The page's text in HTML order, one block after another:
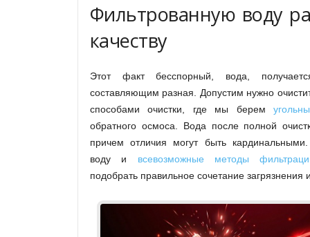
Фильтрованную воду
качеству
Этот факт бесспорный, вода,
составляющим разная. Допустим нужно
способами очистки, где мы берем
обратного осмоса. Вода после полной
причем отличия могут быть кардинальными.
воду и всевозможные методы
подобрать правильное сочетание загрязнения